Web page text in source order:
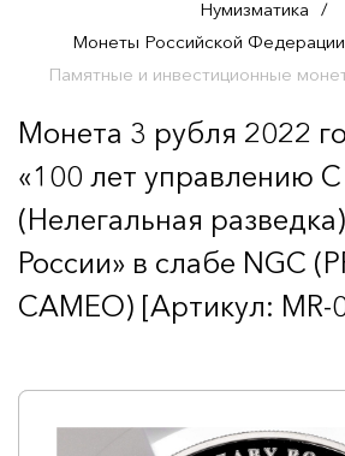
Нумизматика /
Монеты Российской
Памятные и инвестиционные
Монета 3 рубля 2022
«100 лет управлению С
(Нелегальная
России» в слабе NGC
CAMEO) [Артикул: MR-